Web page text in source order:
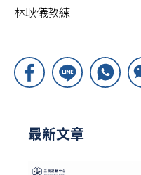
林耿儀教練
最新文章